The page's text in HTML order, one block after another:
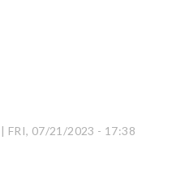
FRI, 07/21/2023 - 17:38